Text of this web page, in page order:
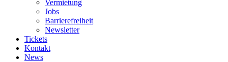
Vermietung
Jobs
Barrierefreiheit
Newsletter
Tickets
Kontakt
News